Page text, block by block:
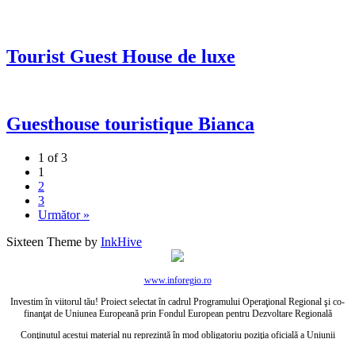
Tourist Guest House de luxe
Guesthouse touristique Bianca
1 of 3
1
2
3
Următor »
Sixteen Theme by InkHive
www.inforegio.ro
Investim în viitorul tău! Proiect selectat în cadrul Programului Operaţional Regional şi co-
finanţat de Uniunea Europeană prin Fondul European pentru Dezvoltare Regională
Conţinutul acestui material nu reprezintă în mod obligatoriu poziţia oficială a Uniunii